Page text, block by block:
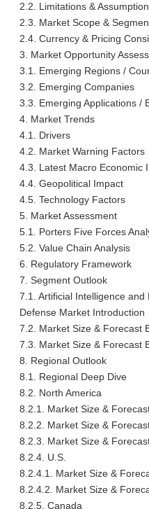
2.2. Limitations &
2.3. Market Scope &
2.4. Currency & Pricing
3. Market Opportunity
3.1. Emerging Regions /
3.2. Emerging Companies
3.3. Emerging Applications /
4. Market Trends
4.1. Drivers
4.2. Market Warning Factors
4.3. Latest Macro Economic
4.4. Geopolitical Impact
4.5. Technology Factors
5. Market Assessment
5.1. Porters Five Forces
5.2. Value Chain Analysis
6. Regulatory Framework
7. Segment Outlook
7.1. Artificial Intelligence
Defense Market Introduction
7.2. Market Size & Forecast
7.3. Market Size & Forecast
8. Regional Outlook
8.1. Regional Deep Dive
8.2. North America
8.2.1. Market Size &
8.2.2. Market Size &
8.2.3. Market Size &
8.2.4. U.S.
8.2.4.1. Market Size &
8.2.4.2. Market Size &
8.2.5. Canada